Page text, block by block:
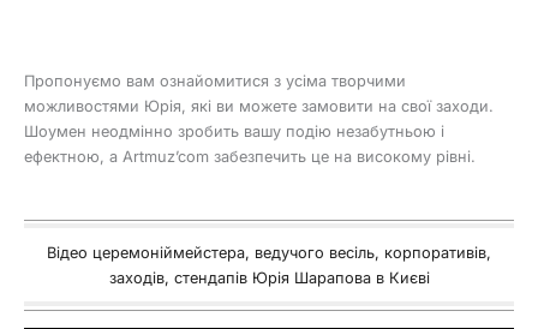
Пропонуємо вам ознайомитися з усіма творчими
можливостями Юрія, які ви можете замовити на свої заходи.
Шоумен неодмінно зробить вашу подію незабутньою і
ефектною, а Artmuz’com забезпечить це на високому рівні.
Відео церемоніймейстера, ведучого весіль, корпоративів,
заходів, стендапів Юрія Шарапова в Києві